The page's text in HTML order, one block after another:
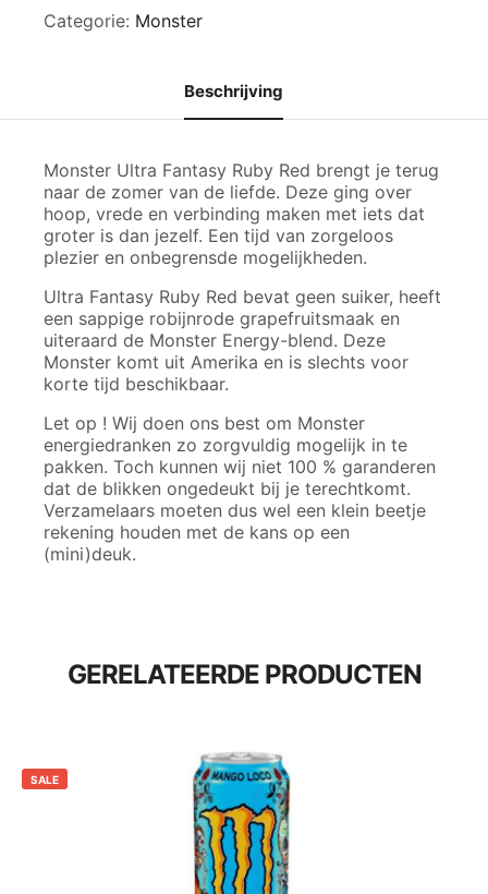
Ruby
Categorie: Monster
Beschrijving
Monster Ultra Fantasy Ruby Red brengt je terug
naar de zomer van de liefde. Deze ging over
hoop, vrede en verbinding maken met iets dat
groter is dan jezelf. Een tijd van zorgeloos
plezier en onbegrensde mogelijkheden.
Ultra Fantasy Ruby Red bevat geen suiker, heeft
een sappige robijnrode grapefruitsmaak en
uiteraard de Monster Energy-blend. Deze
Monster komt uit Amerika en is slechts voor
korte tijd beschikbaar.
Let op ! Wij doen ons best om Monster
energiedranken zo zorgvuldig mogelijk in te
pakken. Toch kunnen wij niet 100 % garanderen
dat de blikken ongedeukt bij je terechtkomt.
Verzamelaars moeten dus wel een klein beetje
rekening houden met de kans op een
(mini)deuk.
GERELATEERDE PRODUCTEN
SALE